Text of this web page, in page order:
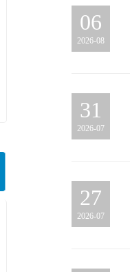
06
2026-08
31
2026-07
27
2026-07